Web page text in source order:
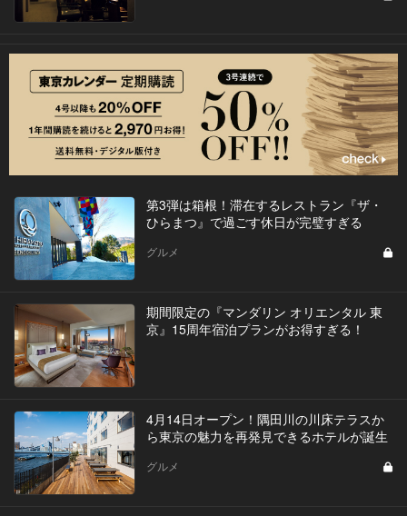
第3弾は箱根！滞在するレストラン『ザ・
ひらまつ』で過ごす休日が完璧すぎる
グルメ
期間限定の『マンダリン オリエンタル 東
京』15周年宿泊プランがお得すぎる！
4月14日オープン！隅田川の川床テラスか
ら東京の魅力を再発見できるホテルが誕生
グルメ